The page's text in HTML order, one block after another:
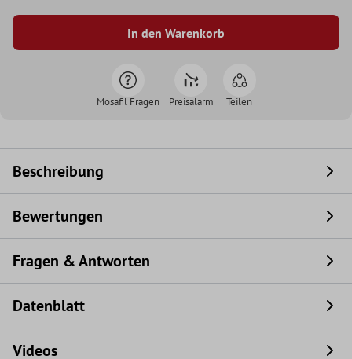
In den Warenkorb
Mosafil Fragen Preisalarm Teilen
Beschreibung
Bewertungen
Fragen & Antworten
Datenblatt
Videos